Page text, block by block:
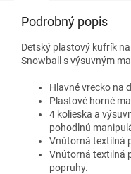
Podrobný popis
Detský plastový kufrík
Snowball s výsuvným
Hlavné vrecko na
Plastové horné
4 kolieska a
pohodlnú
Vnútorná textilná
Vnútorná textilná
popruhy.